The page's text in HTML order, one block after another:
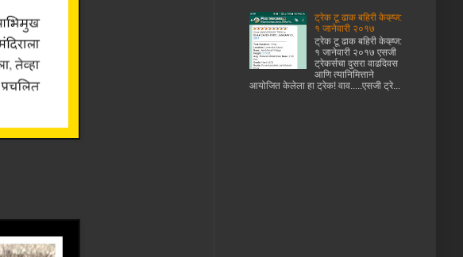
ट्रेक टू ढाक बहिरी केव्ह्ज:
१ जानेवारी २०१७
ट्रेक टू ढाक बहिरी केव्ह्ज:
१ जानेवारी २०१७ एसजी
ट्रेकर्सचा दुसरा वाढदिवस
आणि त्यानिमित्ताने
आयोजित केलेला हा ट्रेक! वाव.....एसजी ट्रे...